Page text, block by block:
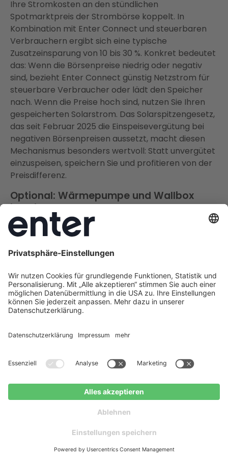
PV-Anlage in Chemnitz
Kostenloser
Ihre Stromkosten an den stündlichen
Spotmarktpreis der Strombörse koppelt. In
Kombination mit Enter Connect und steuerbaren
Verbrauchern ergibt sich eine typische
Zusatzeinsparung von 10 bis 30 %. Konkret bedeutet
das: Wenn die Börsenpreise niedrig oder negativ
sind, bezieht Enter Connect günstig Netzstrom für
steuerbare Verbraucher oder lädt den Speicher
nach. Wenn die Preise hoch sind, nutzen Sie Ihren
gespeicherten Solarstrom. Das Solarspitzengesetz,
das seit Februar 2025 die Einspeisevergütung bei
negativen Börsenpreisen aussetzt, macht diesen
Mechanismus besonders wertvoll: Statt unvergütet
einzuspeisen, speichern Sie und profitieren von der
Preisdifferenz.
Optional: Wärmepumpe und Wallbox
intelligent vernetzen
Wer in Chemnitz eine Wärmepumpe betreibt oder
ein Elektrofahrzeug lädt, kann den Eigenverbrauch
seiner PV-Anlage erheblich steigern. Eine
Warmwasserbereitung oder Raumheizung und
fungiert damit als thermischer Speicher. Eine
Wallbox, gesteuert über Enter Connect, lädt das
Fahrzeug bevorzugt mit Solarstrom. In unserem
Photovoltaikerklären wir, wie beide Systeme
Fazit: Photovoltaik in Chemnitz — jetzt
handeln, langfristig profitieren
Kombination aus solider Globalstrahlung,
überdurchschnittlichen lokalen Strompreisen und
Steildächern bis zu Einfamilienhäusern in Einsiedel